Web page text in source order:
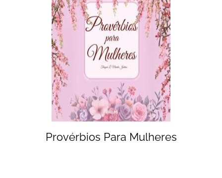
Provérbios Para Mulheres